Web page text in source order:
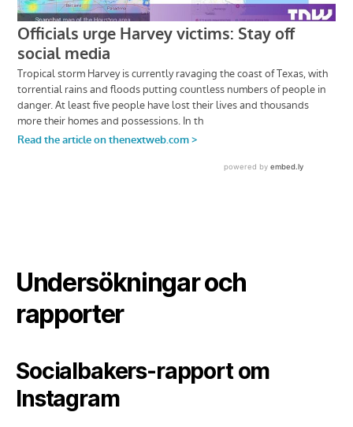
Undersökningar och
rapporter
Socialbakers-rapport om
Instagram